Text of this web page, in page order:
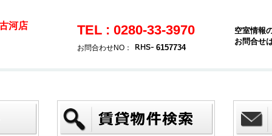
河店 TEL : 0280-33-3970
お問合わせNO： 6157734
空室情報
お問合せ